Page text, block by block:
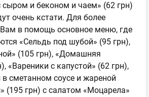
сыром и беконом и чаем» (62 грн)
очень кстати. Для более
в помощь основное меню, где
«Сельдь под шубой» (95 грн),
(105 грн), «Домашняя
«Вареники с капустой» (62 грн),
сметанном соусе и жареной
(195 грн) с салатом «Моцарела»